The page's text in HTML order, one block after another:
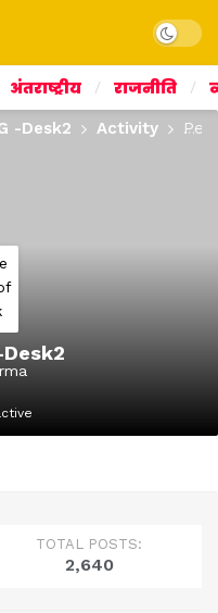
Dark
अंतराष्ट्रीय राजनीति
-Desk2 Activity
Desk2
TOTAL POSTS:
2,640